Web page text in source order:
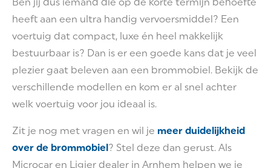
heeft aan een ultra handig vervoersmiddel? Een
voertuig dat compact, luxe én heel makkelijk
bestuurbaar is? Dan is er een goede kans dat je veel
plezier gaat beleven aan een brommobiel. Bekijk de
verschillende modellen en kom er al snel achter
welk voertuig voor jou ideaal is.
Zit je nog met vragen en wil je meer duidelijkheid
over de brommobiel ? Stel deze dan gerust. Als
Microcar en Ligier dealer in Arnhem helpen we je